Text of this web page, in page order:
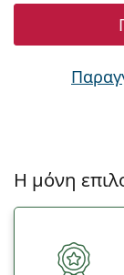
Η μόνη